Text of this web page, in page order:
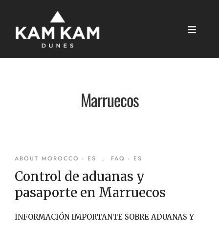
Marruecos
ABOUT MOROCCO - ES , FAQ - ES
Control de aduanas y
pasaporte en Marruecos
INFORMACIÓN IMPORTANTE SOBRE ADUANAS Y